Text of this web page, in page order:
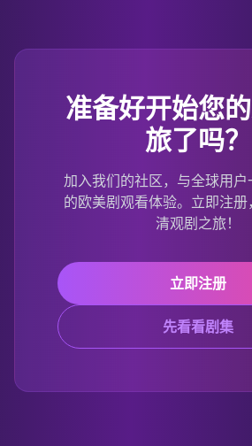
准备好开始您
旅了吗？
加入我们的社区，与全球用
的欧美剧观看体验。立即注
清观剧之旅！
立即注册
先看看剧集